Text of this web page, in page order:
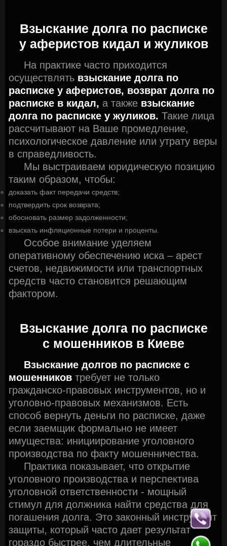
Взыскание долга по расписке
у аферистов кидал и жуликов
На практике часто приходится
осуществлять взыскание долга по
расписке у аферистов, возврат долга по
расписке в кидал, а также взыскание
долга по расписке у жуликов. Такие лица
рассчитывают на Ваше промедление,
психологическое давление или утрату веры
в справедливость.
Мы выстраиваем юридическую позицию
таким образом, чтобы:
доказать факт передачи средств;
подтвердить срок возврата;
обосновать размер задолженности;
взыскать инфляционные потери и проценты.
Особое внимание уделяем
оперативному обеспечению иска – арест
счетов, недвижимости или транспортных
средств часто становится решающим
фактором.
Взыскание долга по расписке
с мошенников в Киеве
Взыскание долгов по расписке с
мошенников требует не только
гражданско-правовых инструментов, но и
уголовно-правовых механизмов. Есть
способ вернуть деньги по расписке, даже
если заемщик формально не имеет
имущества: инициирование уголовного
производства по факту мошенничества.
Практика показывает, что открытие
уголовного производства и перспектива
уголовной ответственности - мощный
стимул для должника найти средства для
погашения долга. Это законный инструмент
защиты, который часто дает результат
гораздо быстрее, чем длительные